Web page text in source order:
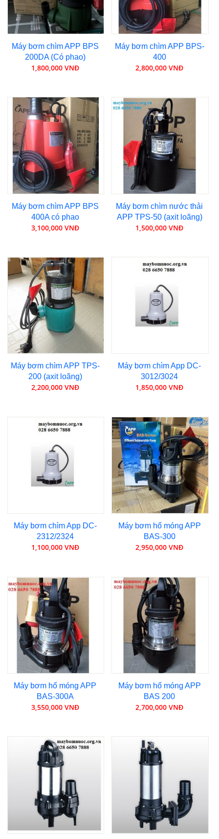
Máy bơm chìm APP BPS
200DA (Có phao)
1,800,000 VNĐ
Máy bơm chìm APP BPS-
400
2,800,000 VNĐ
Máy bơm chìm APP BPS
400A có phao
3,100,000 VNĐ
Máy bơm chìm nước thải
APP TPS-50 (axit loãng)
1,500,000 VNĐ
Máy bơm chìm APP TPS-
200 (axit loãng)
2,200,000 VNĐ
Máy bơm chìm App DC-
3012/3024
1,850,000 VNĐ
Máy bơm chìm App DC-
2312/2324
1,100,000 VNĐ
Máy bơm hố móng APP
BAS-300
2,950,000 VNĐ
Máy bơm hố móng APP
BAS-300A
3,550,000 VNĐ
Máy bơm hố móng APP
BAS 200
2,700,000 VNĐ